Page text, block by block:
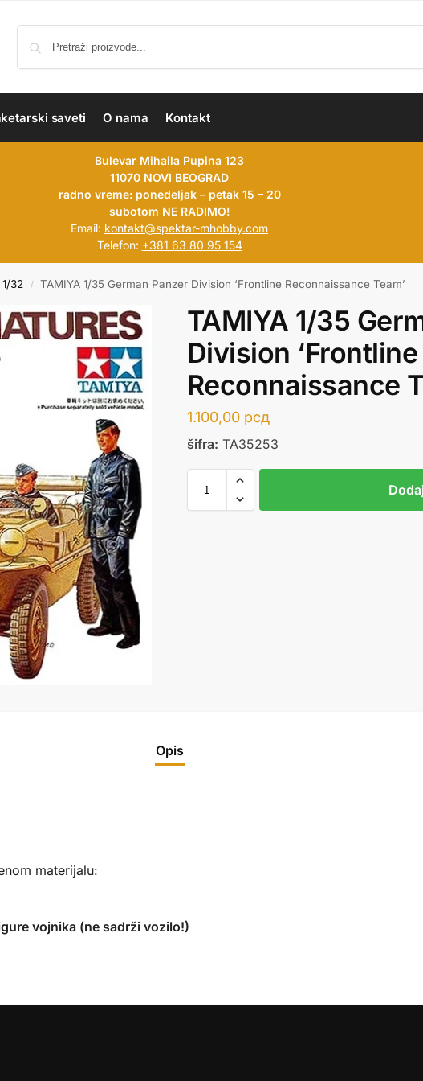
saveti O nama Kontakt
Bulevar Mihaila Pupina 123
11070 NOVI BEOGRAD
radno vreme: ponedeljak – petak 15 – 20
subotom NE RADIMO!
Email: kontakt@spektar-mhobby.com
Telefon: +381 63 80 95 154
32 / TAMIYA 1/35 German Panzer Division ‘Frontline Reconnaissance Team’
TAMIYA 1/35
Division ‘Frontline
Reconnaissance
1.100,00 рсд
šifra: TA35253
Opis
materijalu:
vojnika (ne sadrži vozilo!)